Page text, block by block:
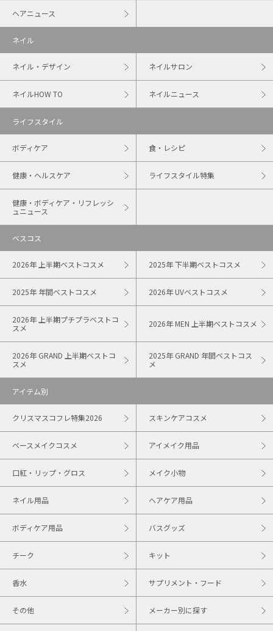
ヘアニュース
ネイル
ネイル・デザイン ネイルサロン
ネイルHOW TO ネイルニュース
ライフスタイル
ボディケア 食・レシピ
健康・ヘルスケア ライフスタイル特集
健康・ボディケア・リフレッシ
ュニュース
ベスコス
2026年 上半期ベストコスメ 2025年 下半期ベストコスメ
2025年 年間ベストコスメ 2026年 UVベストコスメ
2026年 上半期プチプラベストコ
スメ
2026年 MEN 上半期ベストコスメ
2026年 GRAND 上半期ベストコ
スメ
2025年 GRAND 年間ベストコス
メ
アイテム別
クリスマスコフレ特集2026 スキンケアコスメ
ベースメイクコスメ アイメイク用品
口紅・リップ・グロス メイク小物
ネイル用品 ヘアケア用品
ボディケア用品 バスグッズ
チーク キット
香水 サプリメント・フード
その他 メーカー別に探す